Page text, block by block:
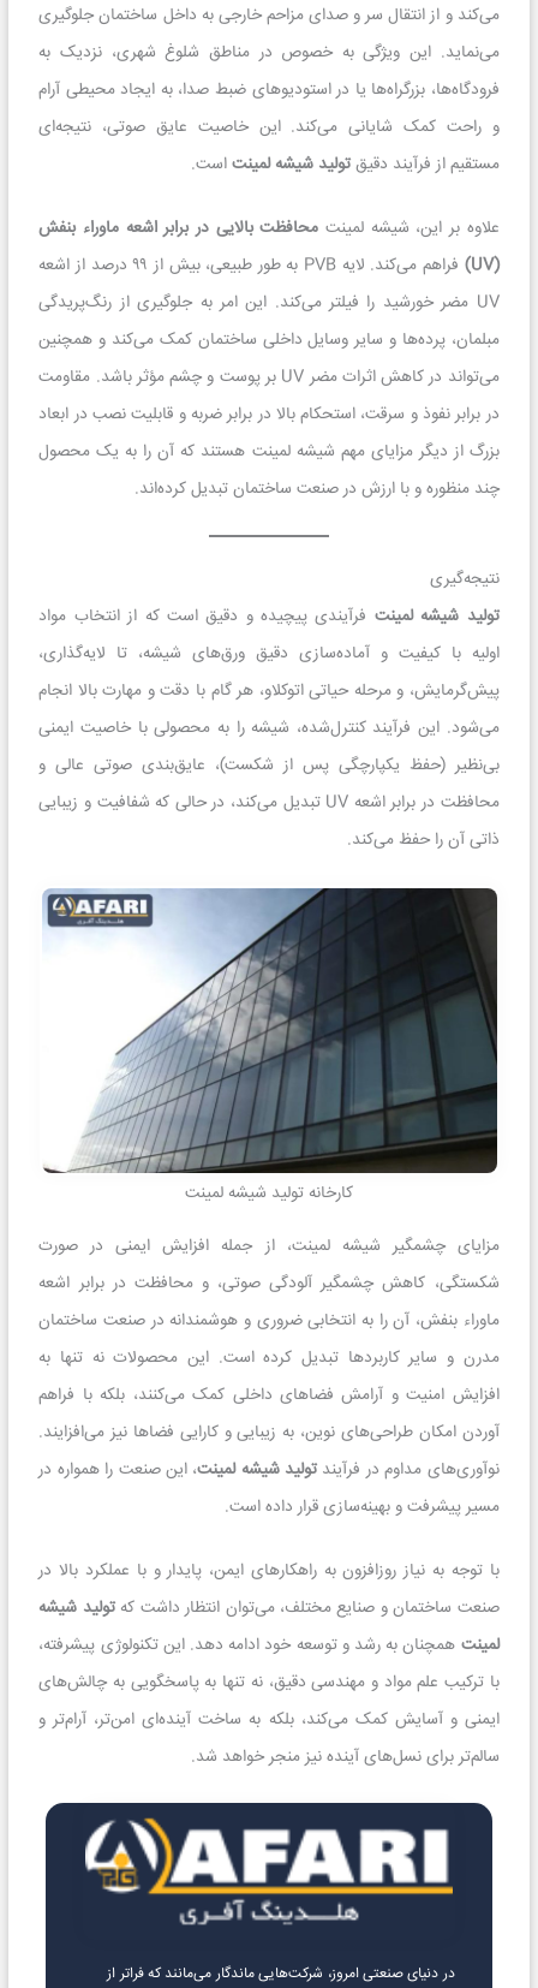
می‌کند و از انتقال سر و صدای مزاحم خارجی به داخل ساختمان جلوگیری
می‌نماید. این ویژگی به خصوص در مناطق شلوغ شهری، نزدیک به
فرودگاه‌ها، بزرگراه‌ها یا در استودیوهای ضبط صدا، به ایجاد محیطی آرام
و راحت کمک شایانی می‌کند. این خاصیت عایق صوتی، نتیجه‌ای
مستقیم از فرآیند دقیقتولید شیشه لمینتاست.
علاوه بر این، شیشه لمینت محافظت بالایی در برابر اشعه ماوراء بنفش
(UV)
فراهم می‌کند. لایه PVB به طور طبیعی، بیش از ۹۹ درصد از اشعه
UV مضر خورشید را فیلتر می‌کند. این امر به جلوگیری از رنگ‌پریدگی
مبلمان، پرده‌ها و سایر وسایل داخلی ساختمان کمک می‌کند و همچنین
می‌تواند در کاهش اثرات مضر UV بر پوست و چشم مؤثر باشد. مقاومت
در برابر نفوذ و سرقت، استحکام بالا در برابر ضربه و قابلیت نصب در ابعاد
بزرگ از دیگر مزایای مهم شیشه لمینت هستند که آن را به یک محصول
چند منظوره و با ارزش در صنعت ساختمان تبدیل کرده‌اند.
نتیجه‌گیری
تولید شیشه لمینت فرآیندی پیچیده و دقیق است که از انتخاب مواد
اولیه با کیفیت و آماده‌سازی دقیق ورق‌های شیشه، تا لایه‌گذاری،
پیش‌گرمایش، و مرحله حیاتی اتوکلاو، هر گام با دقت و مهارت بالا انجام
می‌شود. این فرآیند کنترل‌شده، شیشه را به محصولی با خاصیت ایمنی
بی‌نظیر (حفظ یکپارچگی پس از شکست)، عایق‌بندی صوتی عالی و
محافظت در برابر اشعه UV تبدیل می‌کند، در حالی که شفافیت و زیبایی
ذاتی آن را حفظ می‌کند.
کارخانه تولید شیشه لمینت
مزایای چشمگیر شیشه لمینت، از جمله افزایش ایمنی در صورت
شکستگی، کاهش چشمگیر آلودگی صوتی، و محافظت در برابر اشعه
ماوراء بنفش، آن را به انتخابی ضروری و هوشمندانه در صنعت ساختمان
مدرن و سایر کاربردها تبدیل کرده است. این محصولات نه تنها به
افزایش امنیت و آرامش فضاهای داخلی کمک می‌کنند، بلکه با فراهم
آوردن امکان طراحی‌های نوین، به زیبایی و کارایی فضاها نیز می‌افزایند.
نوآوری‌های مداوم در فرآیند تولید شیشه لمینت، این صنعت را همواره در
مسیر پیشرفت و بهینه‌سازی قرار داده است.
با توجه به نیاز روزافزون به راهکارهای ایمن، پایدار و با عملکرد بالا در
صنعت ساختمان و صنایع مختلف، می‌توان انتظار داشت کهتولید شیشه
لمینت همچنان به رشد و توسعه خود ادامه دهد. این تکنولوژی پیشرفته،
با ترکیب علم مواد و مهندسی دقیق، نه تنها به پاسخگویی به چالش‌های
ایمنی و آسایش کمک می‌کند، بلکه به ساخت آینده‌ای امن‌تر، آرام‌تر و
سالم‌تر برای نسل‌های آینده نیز منجر خواهد شد.
در دنیای صنعتی امروز، شرکت‌هایی ماندگار می‌مانند که فراتر از